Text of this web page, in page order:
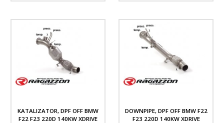
KATALIZATOR, DPF OFF BMW
F22 F23 220D 140KW XDRIVE
DOWNPIPE, DPF OFF BMW F22
F23 220D 140KW XDRIVE